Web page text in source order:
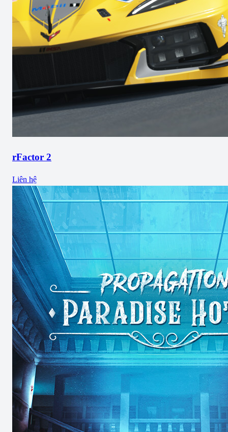
rFactor 2
Liên hệ